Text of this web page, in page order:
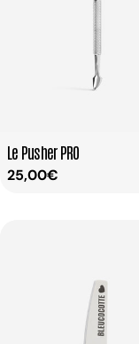
Taper:
Le Pusher PRO
Prix
25,00€